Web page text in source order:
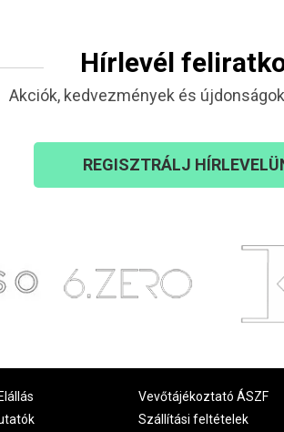
Hírlevél
Akciók, kedvezmények és
REGISZTRÁLJ
Vevőtájékoztató ÁSZF
Szállítási feltételek